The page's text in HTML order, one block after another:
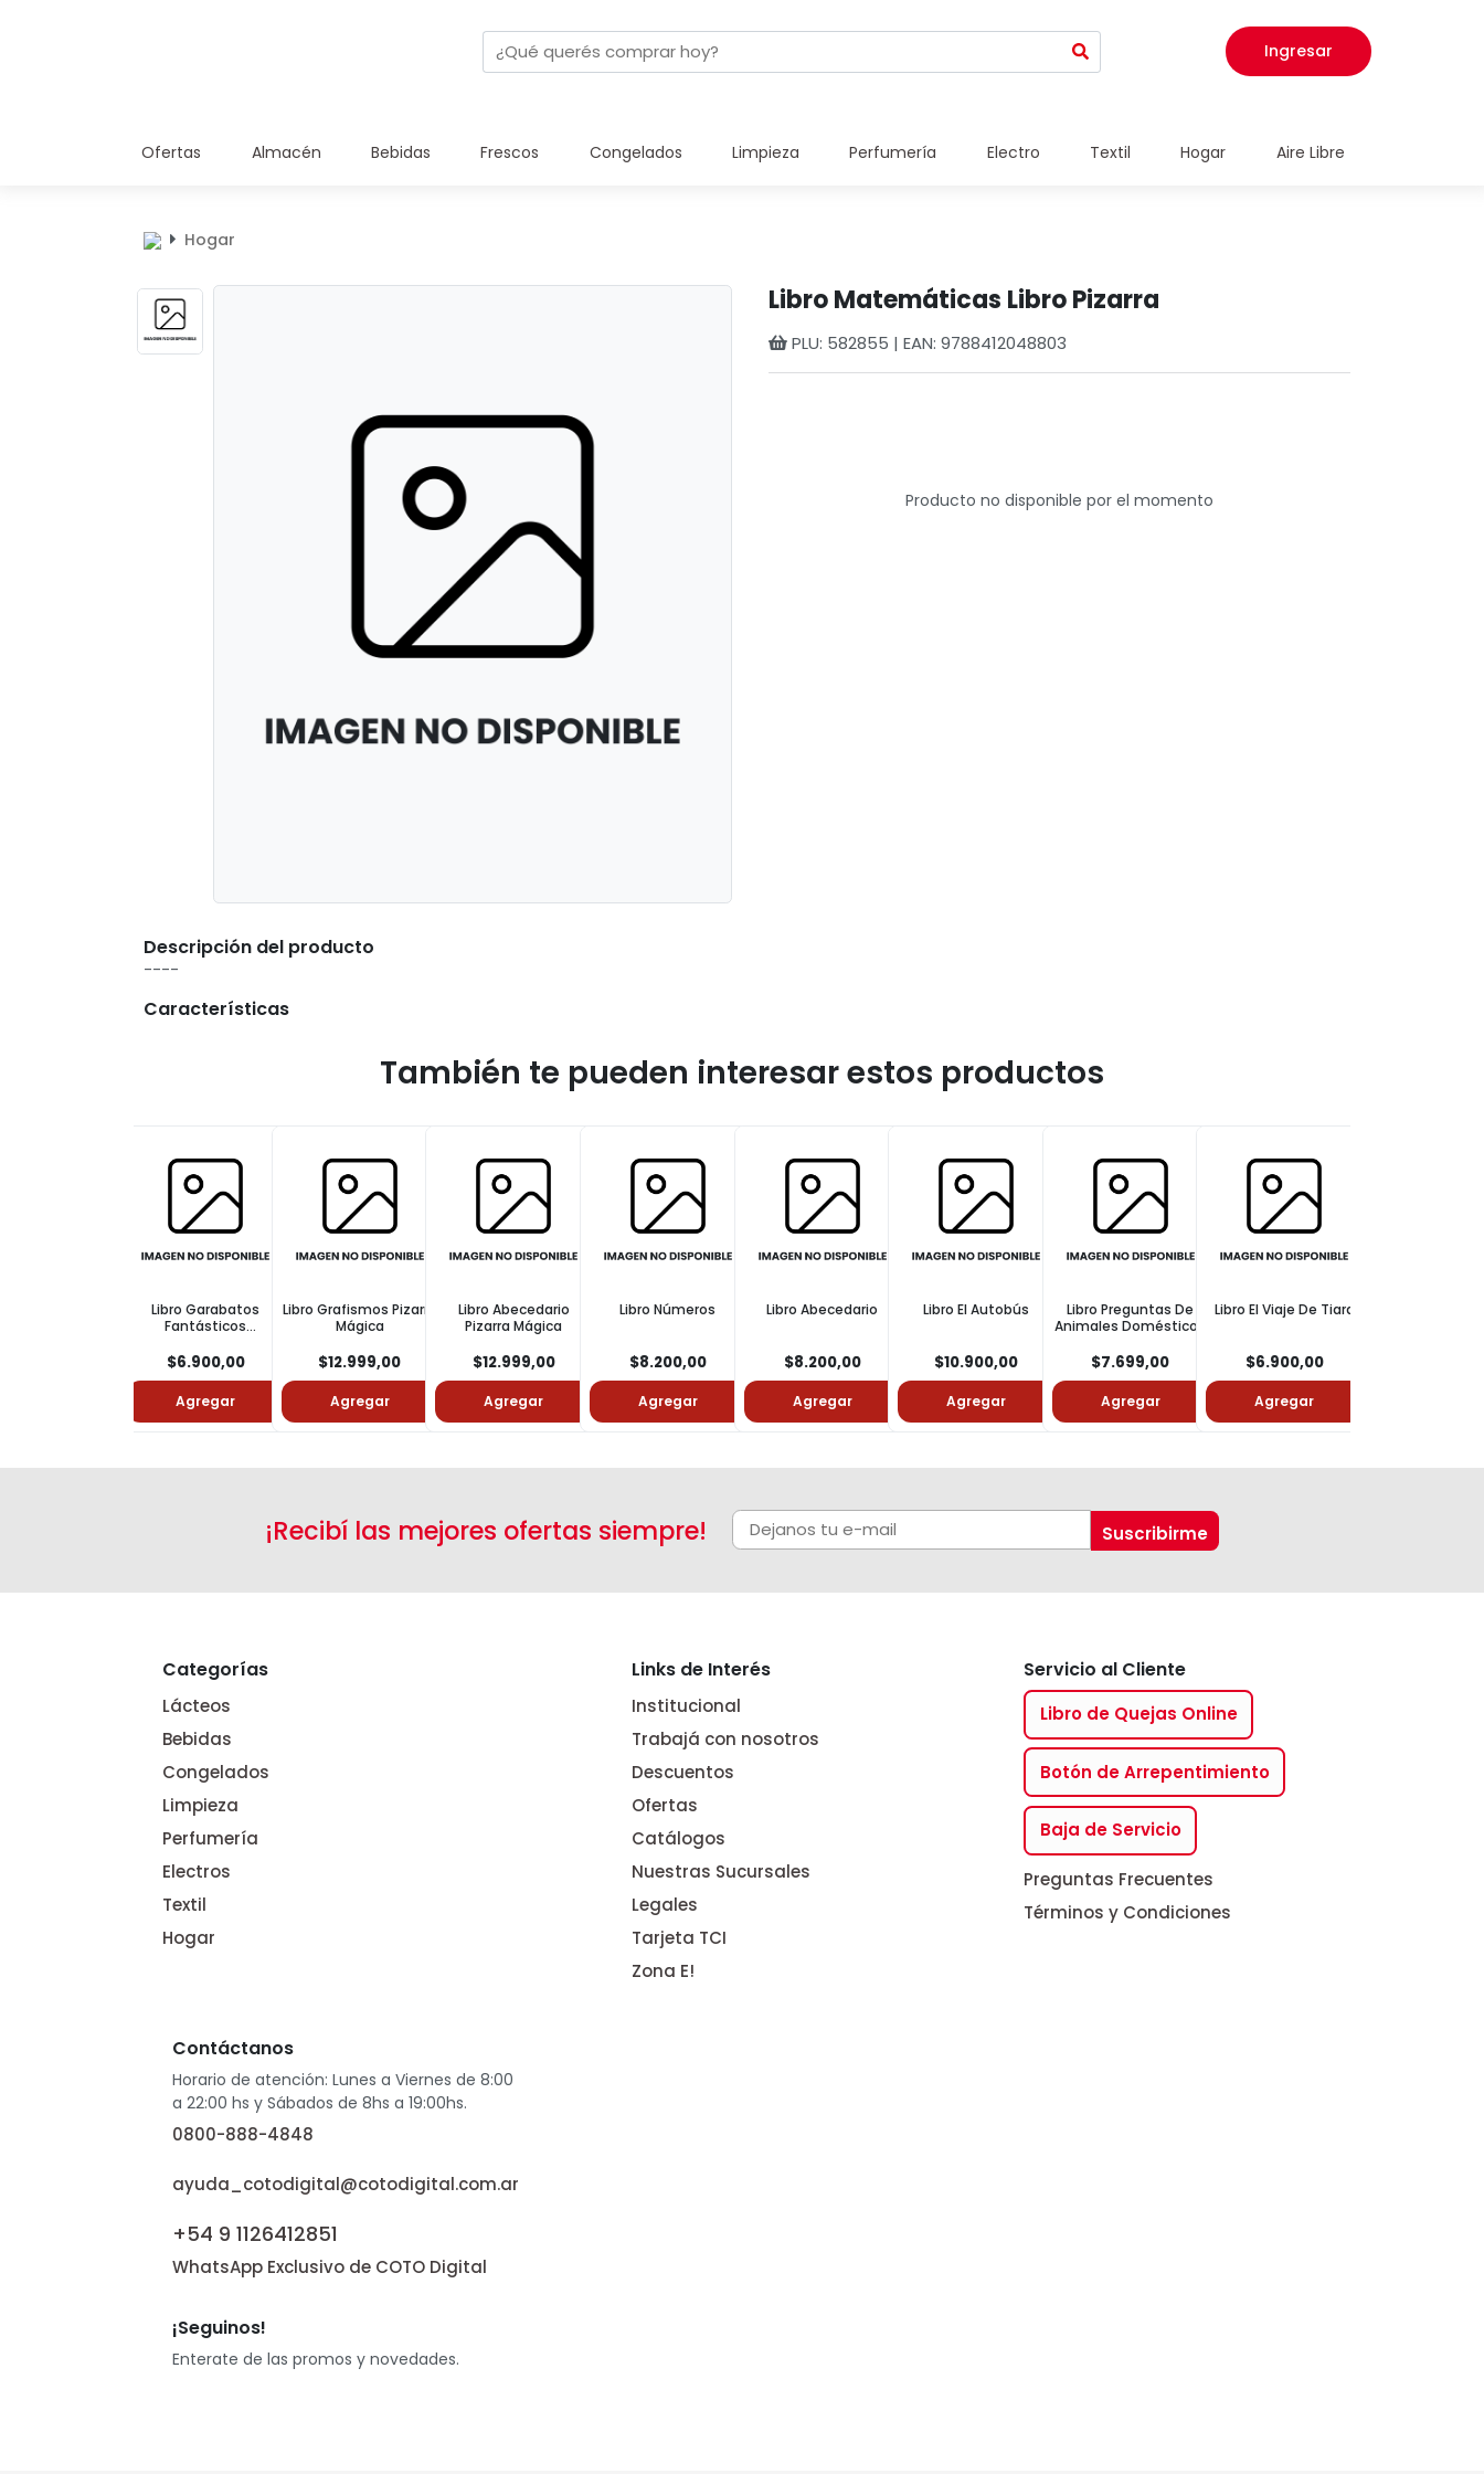
Ingresar
Ofertas Almacén Bebidas Frescos Congelados Limpieza Perfumería Electro Textil Hogar Aire Libre
Hogar
Libro Matemáticas Libro Pizarra
PLU: 582855 | EAN: 9788412048803
Producto no disponible por el momento
Descripción del producto
----
Características
También te pueden interesar estos productos
Libro Garabatos
Fantásticos
$6.900,00
Agregar
Libro Grafismos Pizarra
Mágica
$12.999,00
Agregar
Libro Abecedario
Pizarra Mágica
$12.999,00
Agregar
Libro Números
$8.200,00
Agregar
Libro Abecedario
$8.200,00
Agregar
Libro El Autobús
$10.900,00
Agregar
Libro Preguntas De
Animales Domésticos
$7.699,00
Agregar
Libro El Viaje De Tiara
$6.900,00
Agregar
¡Recibí las mejores ofertas siempre!
Categorías
Lácteos
Bebidas
Congelados
Limpieza
Perfumería
Electros
Textil
Hogar
Links de Interés
Institucional
Trabajá con nosotros
Descuentos
Ofertas
Catálogos
Nuestras Sucursales
Legales
Tarjeta TCI
Zona E!
Servicio al Cliente
Libro de Quejas Online
Botón de Arrepentimiento
Baja de Servicio
Preguntas Frecuentes
Términos y Condiciones
Contáctanos
Horario de atención: Lunes a Viernes de 8:00
a 22:00 hs y Sábados de 8hs a 19:00hs.
0800-888-4848
ayuda_cotodigital@cotodigital.com.ar
+54 9 1126412851
WhatsApp Exclusivo de COTO Digital
¡Seguinos!
Enterate de las promos y novedades.